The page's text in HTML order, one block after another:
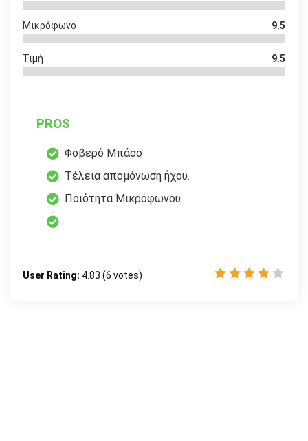
Μικρόφωνο 9.5
Τιμή 9.5
PROS
Φοβερό Μπάσο
Τέλεια απομόνωση ήχου.
Ποιότητα Μικρόφωνου
User Rating: 4.83 (6 votes)